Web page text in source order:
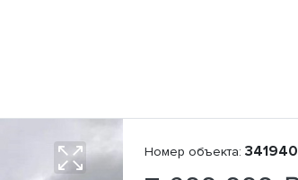
Номер объекта: 341940